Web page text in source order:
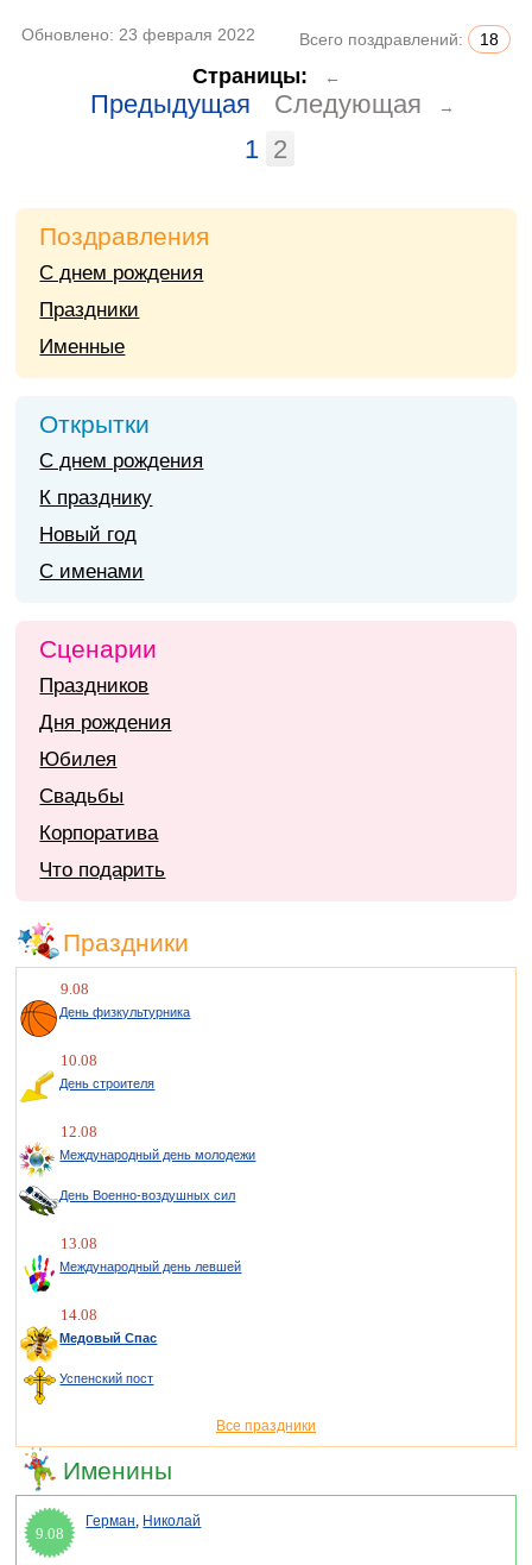
Обновлено: 23 февраля 2022 Всего поздравлений: 18
Страницы: ←
Предыдущая Следующая →
1 2
Поздравления
С днем рождения
Праздники
Именные
Открытки
С днем рождения
К празднику
Новый год
С именами
Сценарии
Праздников
Дня рождения
Юбилея
Свадьбы
Корпоратива
Что подарить
Праздники
9.08
День физкультурника
10.08
День строителя
12.08
Международный день молодежи
День Военно-воздушных сил
13.08
Международный день левшей
14.08
Медовый Спас
Успенский пост
Все праздники
Именины
9.08
Герман, Николай